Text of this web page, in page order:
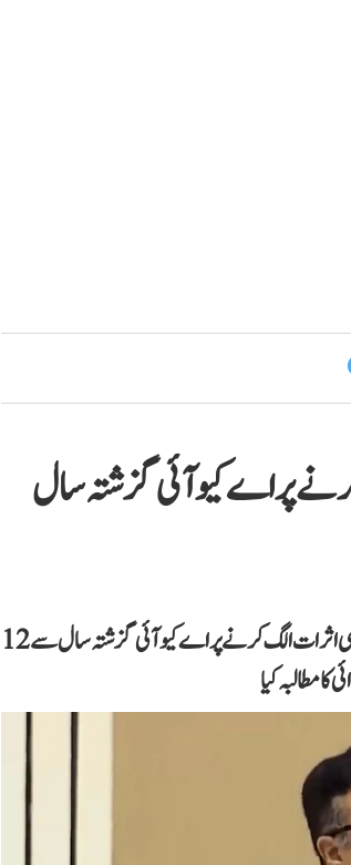
پر اے کیو آئی گزشتہ سال
اجے ماکن نے دعویٰ کیا ہے کہ دہلی میں بظاہر ہوا صاف نظر آتی ہے، مگر موسمی اثرات الگ کرنے پر اے کیو آئی گزشتہ سال سے 12
مطالبہ کیا